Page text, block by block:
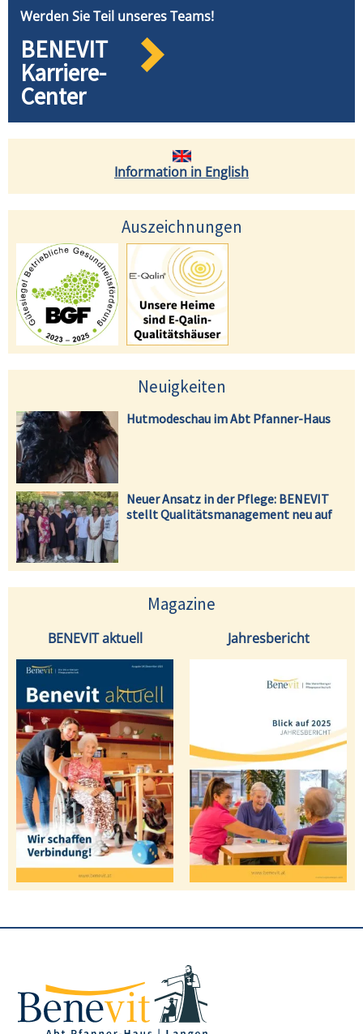
Werden Sie Teil unseres Teams!
BENEVIT
Karriere-
Center
Information in English
Auszeichnungen
Neuigkeiten
Hutmodeschau im Abt Pfanner-Haus
Neuer Ansatz in der Pflege: BENEVIT
stellt Qualitätsmanagement neu auf
Magazine
BENEVIT aktuell Jahresbericht